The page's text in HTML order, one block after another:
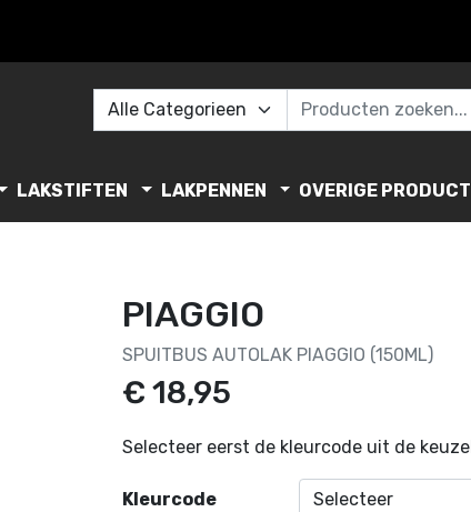
LAKSTIFTEN LAKPENNEN OVERIGE
PIAGGIO
SPUITBUS AUTOLAK PIAGGIO (150ML)
€ 18,95
Selecteer eerst de kleurcode uit de
Kleurcode